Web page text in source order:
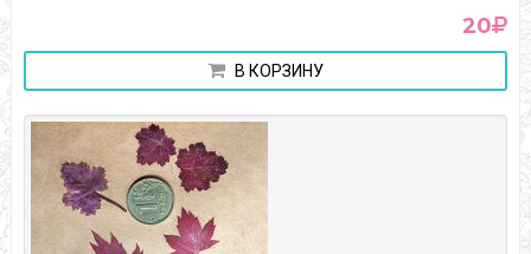
20
В КОРЗИНУ